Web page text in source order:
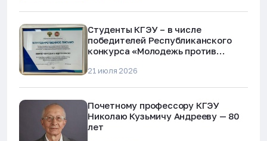
Студенты КГЭУ – в числе
победителей Республиканского
конкурса «Молодежь против
мошенничества»
21 июля 2026
Почетному профессору КГЭУ
Николаю Кузьмичу Андрееву — 80
лет